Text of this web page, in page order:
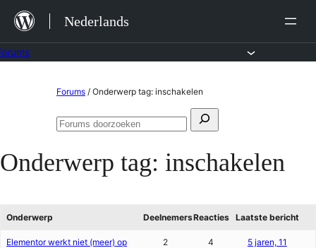
naar
de
Nederlands
Forums / Onderwerp tag: inschakelen
Zoeken
Forums
Onderwerp tag: inschakelen
Onderwerp DeelnemersReacties Laatste bericht
Elementor werkt niet (meer) op
2 4
5 jaren, 11